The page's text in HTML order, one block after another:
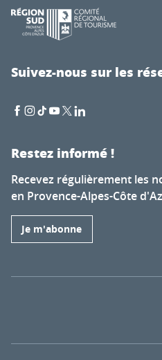
Suivez-nous sur les
Restez informé !
Recevez régulièrement les
en Provence-Alpes-Côte
Je m'abonne